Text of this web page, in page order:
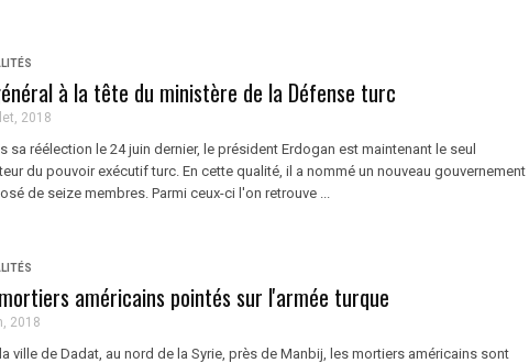
à la tête du ministère de la Défense turc
2018
sa réélection le 24 juin dernier, le président Erdogan est maintenant le seul
du pouvoir exécutif turc. En cette qualité, il a nommé un nouveau gouvernement
de seize membres. Parmi ceux-ci l'on retrouve ...
américains pointés sur l'armée turque
2018
ville de Dadat, au nord de la Syrie, près de Manbij, les mortiers américains sont